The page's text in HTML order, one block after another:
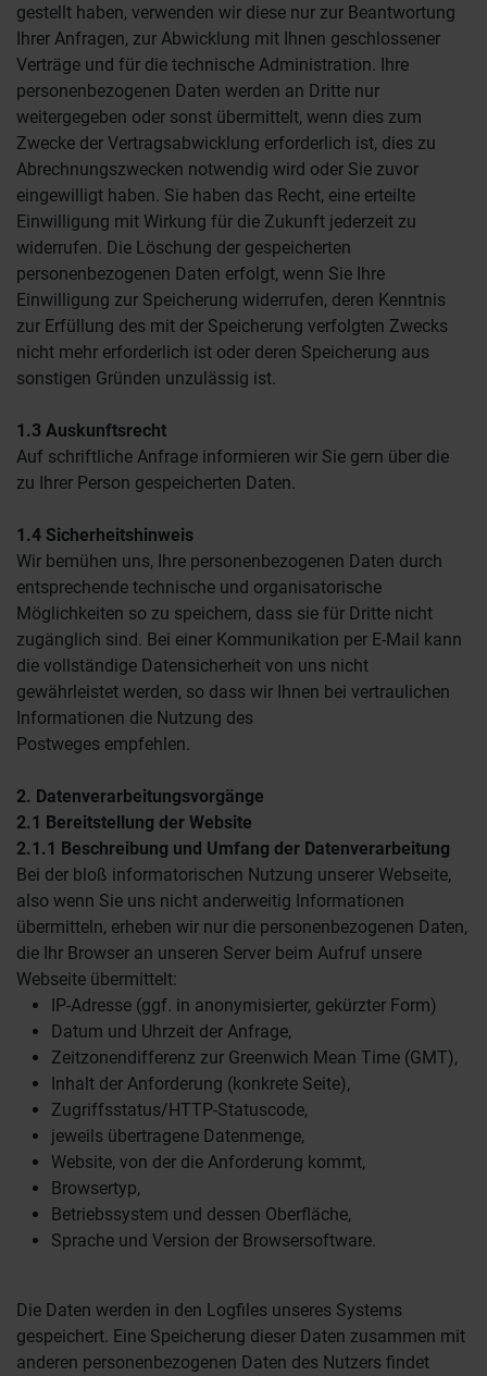
gestellt haben, verwenden wir diese nur zur Beantwortung
Ihrer Anfragen, zur Abwicklung mit Ihnen geschlossener
Verträge und für die technische Administration. Ihre
personenbezogenen Daten werden an Dritte nur
weitergegeben oder sonst übermittelt, wenn dies zum
Zwecke der Vertragsabwicklung erforderlich ist, dies zu
Abrechnungszwecken notwendig wird oder Sie zuvor
eingewilligt haben. Sie haben das Recht, eine erteilte
Einwilligung mit Wirkung für die Zukunft jederzeit zu
widerrufen. Die Löschung der gespeicherten
personenbezogenen Daten erfolgt, wenn Sie Ihre
Einwilligung zur Speicherung widerrufen, deren Kenntnis
zur Erfüllung des mit der Speicherung verfolgten Zwecks
nicht mehr erforderlich ist oder deren Speicherung aus
sonstigen Gründen unzulässig ist.
1.3 Auskunftsrecht
Auf schriftliche Anfrage informieren wir Sie gern über die
zu Ihrer Person gespeicherten Daten.
1.4 Sicherheitshinweis
Wir bemühen uns, Ihre personenbezogenen Daten durch
entsprechende technische und organisatorische
Möglichkeiten so zu speichern, dass sie für Dritte nicht
zugänglich sind. Bei einer Kommunikation per E-Mail kann
die vollständige Datensicherheit von uns nicht
gewährleistet werden, so dass wir Ihnen bei vertraulichen
Informationen die Nutzung des
Postweges empfehlen.
2. Datenverarbeitungsvorgänge
2.1 Bereitstellung der Website
2.1.1 Beschreibung und Umfang der Datenverarbeitung
Bei der bloß informatorischen Nutzung unserer Webseite,
also wenn Sie uns nicht anderweitig Informationen
übermitteln, erheben wir nur die personenbezogenen Daten,
die Ihr Browser an unseren Server beim Aufruf unsere
Webseite übermittelt:
IP-Adresse (ggf. in anonymisierter, gekürzter Form)
Datum und Uhrzeit der Anfrage,
Zeitzonendifferenz zur Greenwich Mean Time (GMT),
Inhalt der Anforderung (konkrete Seite),
Zugriffsstatus/HTTP-Statuscode,
jeweils übertragene Datenmenge,
Website, von der die Anforderung kommt,
Browsertyp,
Betriebssystem und dessen Oberfläche,
Sprache und Version der Browsersoftware.
Die Daten werden in den Logfiles unseres Systems
gespeichert. Eine Speicherung dieser Daten zusammen mit
anderen personenbezogenen Daten des Nutzers findet